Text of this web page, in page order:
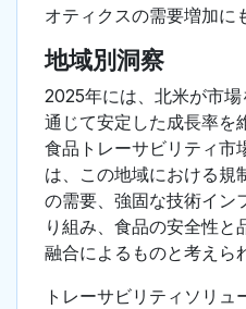
オティクスの需要増加に
地域別洞察
2025年には、北米が市
通じて安定した成長率を
食品トレーサビリティ市
は、この地域における規
の需要、強固な技術イン
り組み、食品の安全性と
融合によるものと考えら
トレーサビリティソリ